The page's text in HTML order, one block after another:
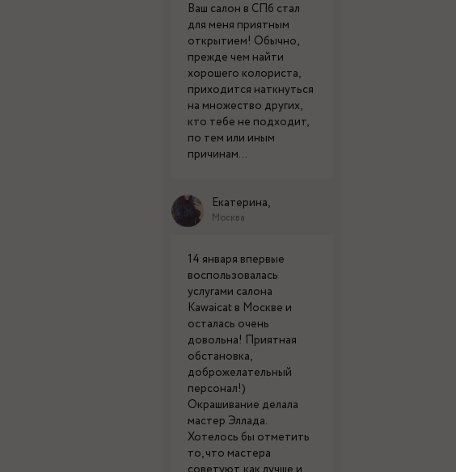
Ваш салон в СПб стал
для меня приятным
открытием! Обычно,
прежде чем найти
хорошего колориста,
приходится наткнуться
на множество других,
кто тебе не подходит,
по тем или иным
причинам...
Екатерина,
Москва
14 января впервые
воспользовалась
услугами салона
Kawaicat в Москве и
осталась очень
довольна! Приятная
обстановка,
доброжелательный
персонал!)
Окрашивание делала
мастер Эллада.
Хотелось бы отметить
то, что мастера